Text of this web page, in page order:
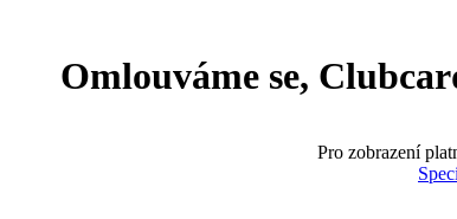
Omlouváme se,
Pro zobrazení